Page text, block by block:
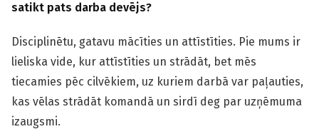
satikt pats darba devējs?
Disciplinētu, gatavu mācīties un attīstīties. Pie mums ir
lieliska vide, kur attīstīties un strādāt, bet mēs
tiecamies pēc cilvēkiem, uz kuriem darbā var paļauties,
kas vēlas strādāt komandā un sirdī deg par uzņēmuma
izaugsmi.